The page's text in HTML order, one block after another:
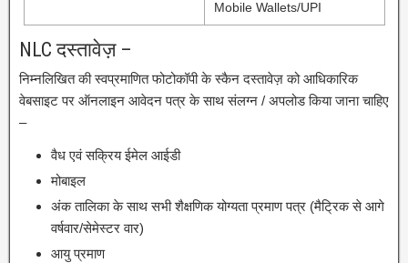
Mobile Wallets/UPI
NLC दस्तावेज़ –
निम्नलिखित की स्वप्रमाणित फोटोकॉपी के स्कैन दस्तावेज़ को आधिकारिक
वेबसाइट पर ऑनलाइन आवेदन पत्र के साथ संलग्न / अपलोड किया जाना चाहिए
–
वैध एवं सक्रिय ईमेल आईडी
मोबाइल
अंक तालिका के साथ सभी शैक्षणिक योग्यता प्रमाण पत्र (मैट्रिक से आगे
वर्षवार/सेमेस्टर वार)
आयु प्रमाण